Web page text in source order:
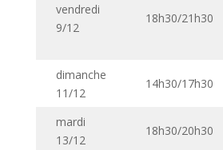
vendredi
9/12
18h30/21h30
dimanche
11/12
14h30/17h30
mardi
13/12
18h30/20h30